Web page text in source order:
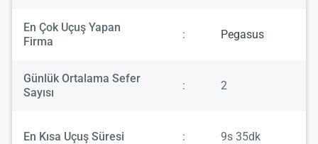
En Çok Uçuş Yapan
Firma
: Pegasus
Günlük Ortalama Sefer
Sayısı
: 2
En Kısa Uçuş Süresi : 9s 35dk